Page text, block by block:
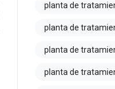
planta de
planta de
planta de
planta de